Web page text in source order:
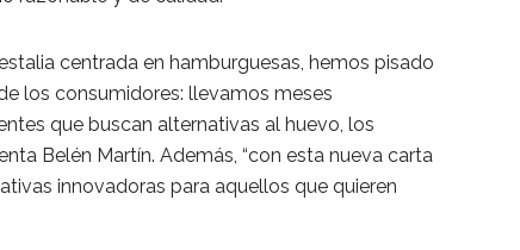
centrada en hamburguesas, hemos pisado
los consumidores: llevamos meses
que buscan alternativas al huevo, los
Belén Martín. Además, “con esta nueva carta
innovadoras para aquellos que quieren